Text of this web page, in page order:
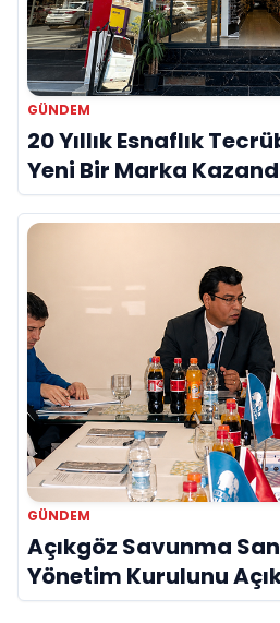
GÜNDEM
20 Yıllık Esnaflık
Yeni Bir Marka
GÜNDEM
Açıkgöz Savunma
Yönetim Kurulunu
Sanayinde Küresel